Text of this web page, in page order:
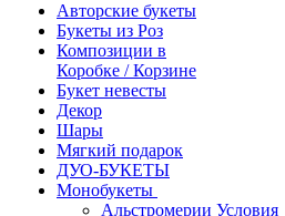
Авторские букеты
Букеты из Роз
Композиции в
Коробке / Корзине
Букет невесты
Декор
Шары
Мягкий подарок
ДУО-БУКЕТЫ
Монобукеты
Альстромерии Условия